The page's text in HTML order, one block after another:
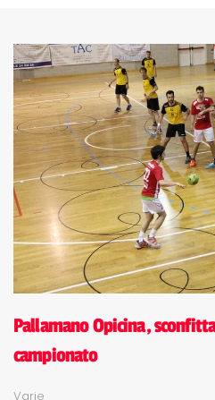
Pallamano Opicina,
campionato
Varie